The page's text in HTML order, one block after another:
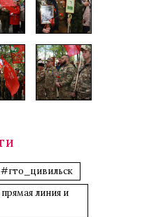
#гто_цивильск
линия и